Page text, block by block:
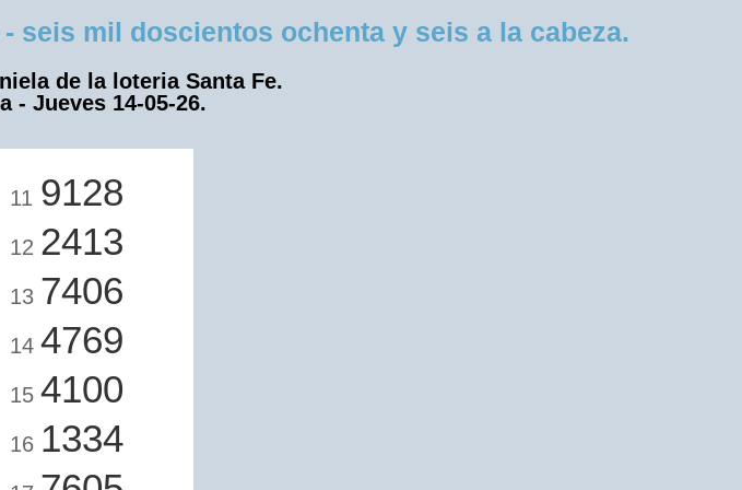
mil doscientos ochenta y seis a la cabeza.
de la loteria Santa Fe.
- Jueves 14-05-26.
11 9128
12 2413
13 7406
14 4769
15 4100
16 1334